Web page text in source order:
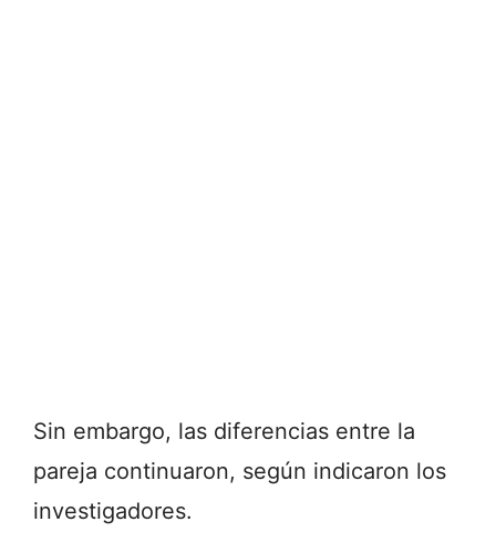
Sin embargo, las diferencias entre la
pareja continuaron, según indicaron los
investigadores.